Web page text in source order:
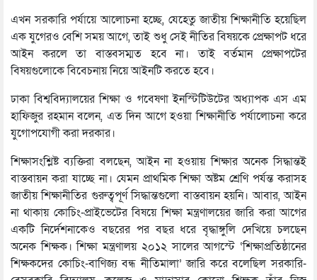
এখন সরকারি পর্যায়ে আলোচনা হচ্ছে, যেহেতু জাতীয় শিক্ষানীতি হয়েছিল
এক যুগেরও বেশি সময় আগে, তাই শুধু সেই নীতির বিষয়কে প্রেক্ষাপট ধরে
আইন করলে তা বাস্তবসম্মত হবে না। তাই বর্তমান প্রেক্ষাপটের
বিষয়গুলোকে বিবেচনায় নিয়ে আইনটি করতে হবে।
ঢাকা বিশ্ববিদ্যালয়ের শিক্ষা ও গবেষণা ইনস্টিটিউটের অধ্যাপক এস এম
হাফিজুর রহমান বলেন, এত দিন আগে হওয়া শিক্ষানীতি পর্যালোচনা করে
যুগোপযোগী করা দরকার।
শিক্ষাসংশ্লিষ্ট ব্যক্তিরা বলছেন, আইন না হওয়ায় শিক্ষার অনেক সিদ্ধান্তই
বাস্তবায়ন করা যাচ্ছে না। যেমন প্রাথমিক শিক্ষা অষ্টম শ্রেণি পর্যন্ত করাসহ
জাতীয় শিক্ষানীতির গুরুত্বপূর্ণ সিদ্ধান্তগুলো বাস্তবায়ন হয়নি। আবার, আইন
না থাকায় কোচিং-প্রাইভেটের বিষয়ে শিক্ষা মন্ত্রণালয়ের জারি করা আগের
একটি নির্দেশনাকেও বছরের পর বছর ধরে বৃদ্ধাঙ্গুলি দেখিয়ে চলছেন
অনেক শিক্ষক। শিক্ষা মন্ত্রণালয় ২০১২ সালের আগস্টে ‘শিক্ষাপ্রতিষ্ঠানের
শিক্ষকদের কোচিং-বাণিজ্য বন্ধ নীতিমালা’ জারি করে বলেছিল সরকারি-